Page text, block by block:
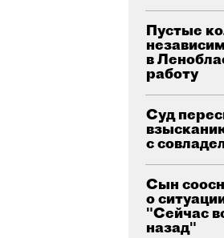
Пустые
в
работу
Суд
с
Сын
о
"Сейчас
назад"